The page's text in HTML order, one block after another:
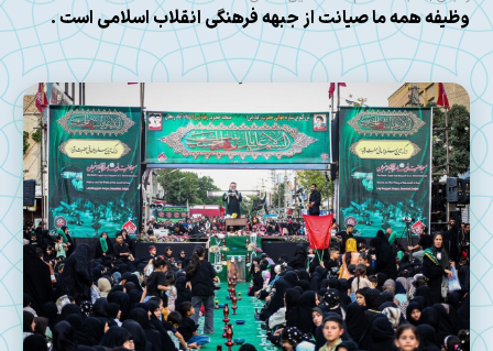
وظیفه همه ما صیانت از جبهه فرهنگی انقلاب اسلامی است .